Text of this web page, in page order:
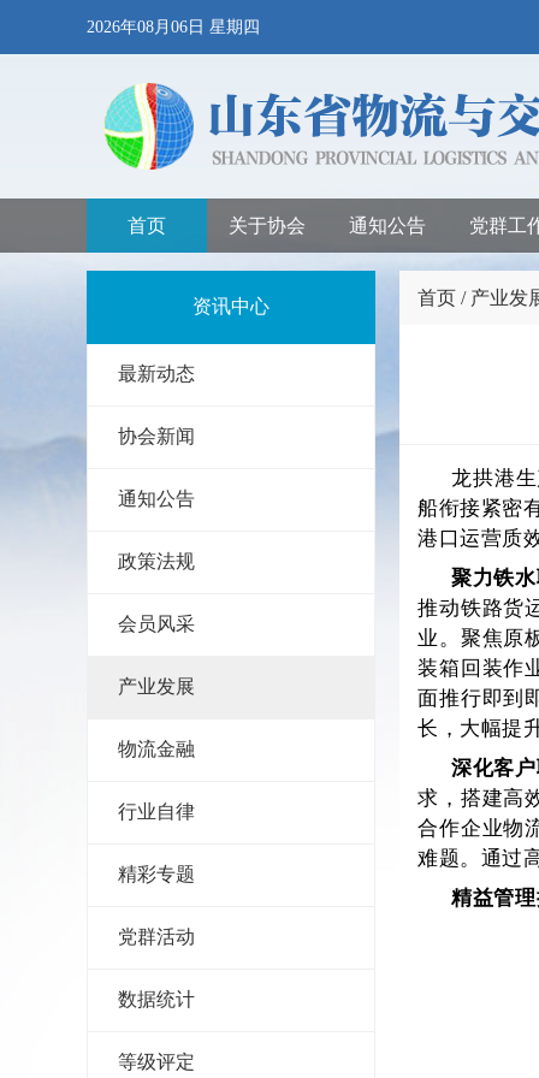
2026年08月06日 星期四
首页 关于协会 通知公告 党群工
资讯中心
最新动态
协会新闻
通知公告
政策法规
会员风采
产业发展
物流金融
行业自律
精彩专题
党群活动
数据统计
等级评定
首页 / 产业发
龙拱港
船衔接紧密
港口运营质
聚力铁
推动铁路货
业。聚焦原
装箱回装作
面推行即到
长，大幅提
深化客
求，搭建高
合作企业物
难题。通过
精益管